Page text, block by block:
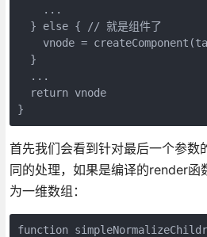
    ...
  } else { // 就是组件了
vnode =
  }
  ...
  return vnode
首先我们会看到针对最后一个参
同的处理，如果是编译的render
为一维数组：
function